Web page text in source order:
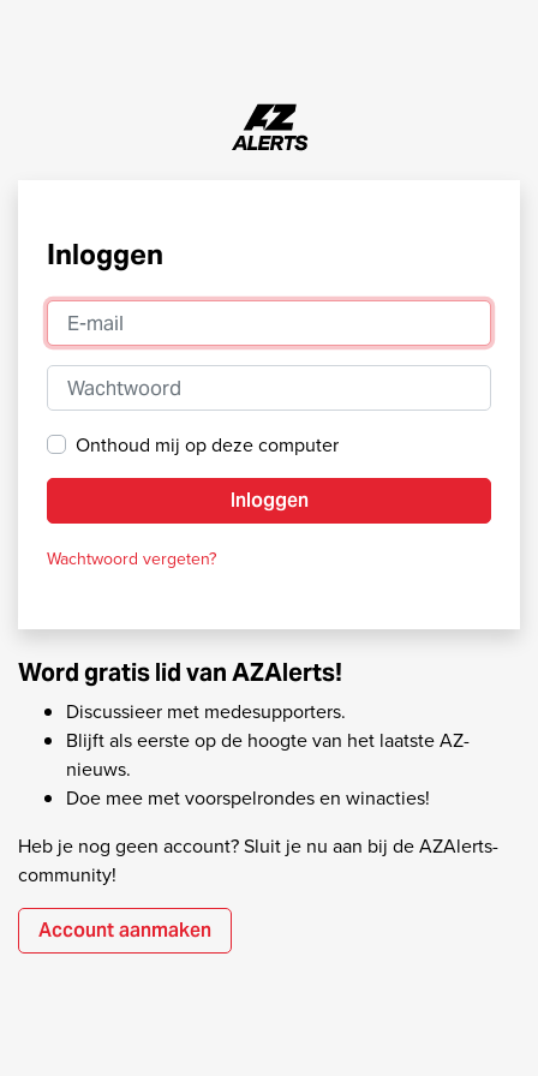
Inloggen
E-mail
Wachtwoord
Onthoud mij op deze computer
Inloggen
Wachtwoord vergeten?
Word gratis lid van AZAlerts!
Discussieer met medesupporters.
Blijft als eerste op de hoogte van het laatste AZ-
nieuws.
Doe mee met voorspelrondes en winacties!
Heb je nog geen account? Sluit je nu aan bij de AZAlerts-
community!
Account aanmaken